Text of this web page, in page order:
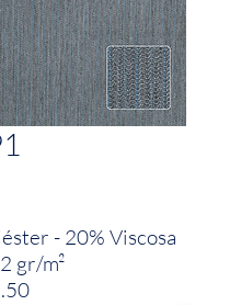
- 20% Viscosa
gr/m²